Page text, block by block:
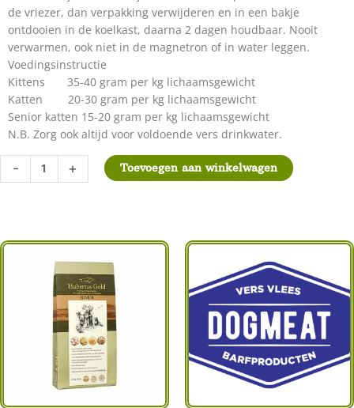
de vriezer, dan verpakking verwijderen en in een bakje
ontdooien in de koelkast, daarna 2 dagen houdbaar. Nooit
verwarmen, ook niet in de magnetron of in water leggen.
Voedingsinstructie
Kittens 35-40 gram per kg lichaamsgewicht
Katten 20-30 gram per kg lichaamsgewicht
Senior katten 15-20 gram per kg lichaamsgewicht
N.B. Zorg ook altijd voor voldoende vers drinkwater.
-
Dogmeat
BeefMix
gram
+ Toevoegen aan winkelwagen